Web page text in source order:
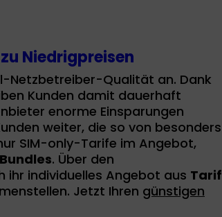
Niedrigpreisen
Netzbetreiber-Qualität an. Dank
Kunden damit dauerhaft
enorme Einsparungen
weiter, die so von besonders
SIM-only-Tarife im Angebot,
Bundles. Über den
ihr individuelles Angebot aus Tarif
Jetzt Ihren günstigen